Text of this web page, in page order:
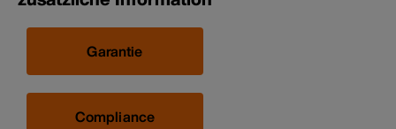
Garantie
Compliance